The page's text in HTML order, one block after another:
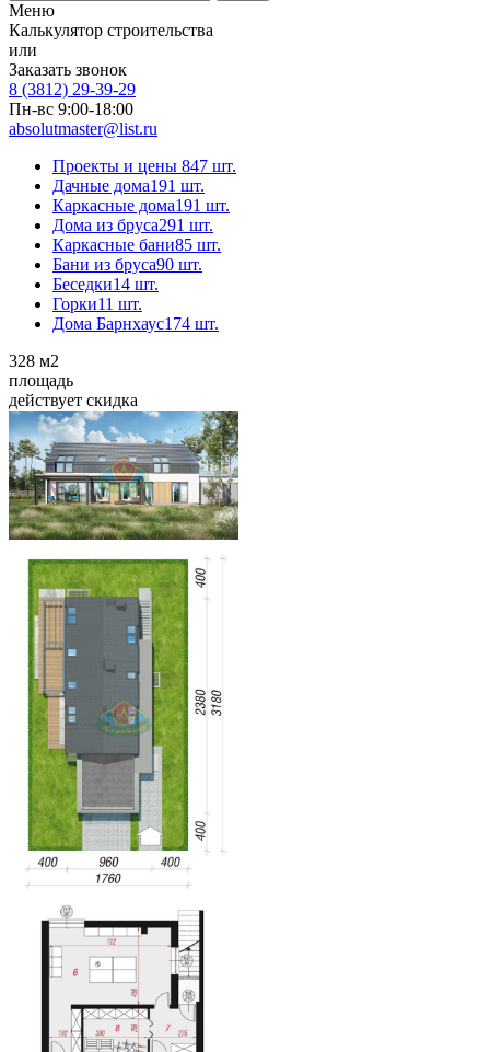
Меню
Калькулятор строительства
или
Заказать звонок
8 (3812) 29-39-29
Пн-вс 9:00-18:00
absolutmaster@list.ru
Проекты и цены 847 шт.
Дачные дома191 шт.
Каркасные дома191 шт.
Дома из бруса291 шт.
Каркасные бани85 шт.
Бани из бруса90 шт.
Беседки14 шт.
Горки11 шт.
Дома Барнхаус174 шт.
328 м2
площадь
действует скидка